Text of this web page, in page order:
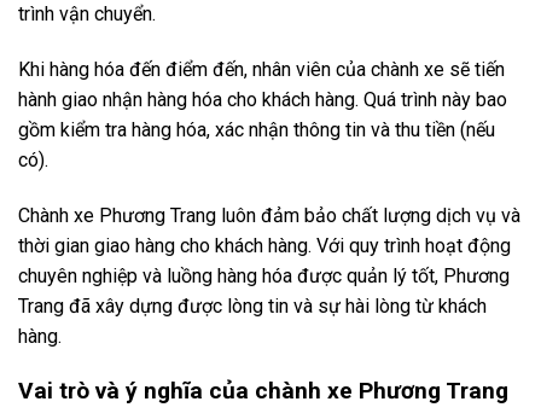
trình vận chuyển.
Khi hàng hóa đến điểm đến, nhân viên của chành xe sẽ tiến
hành giao nhận hàng hóa cho khách hàng. Quá trình này bao
gồm kiểm tra hàng hóa, xác nhận thông tin và thu tiền (nếu
có).
Chành xe Phương Trang luôn đảm bảo chất lượng dịch vụ và
thời gian giao hàng cho khách hàng. Với quy trình hoạt động
chuyên nghiệp và luồng hàng hóa được quản lý tốt, Phương
Trang đã xây dựng được lòng tin và sự hài lòng từ khách
hàng.
Vai trò và ý nghĩa của chành xe Phương Trang